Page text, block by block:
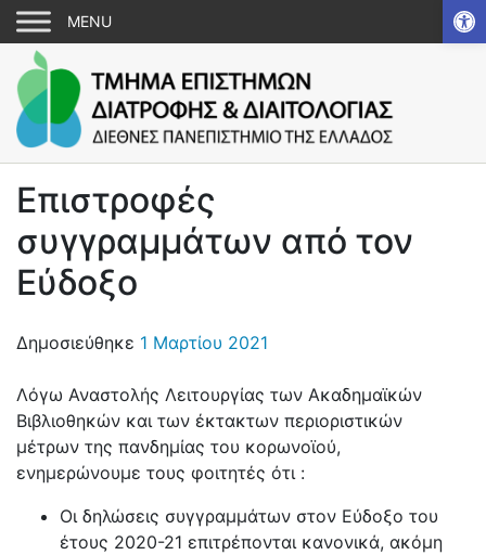
Επιστροφές
συγγραμμάτων από τον
Εύδοξο
Δημοσιεύθηκε 1 Μαρτίου 2021
Λόγω Αναστολής Λειτουργίας των Ακαδημαϊκών
Βιβλιοθηκών και των έκτακτων περιοριστικών
μέτρων της πανδημίας του κορωνοϊού,
ενημερώνουμε τους φοιτητές ότι :
Οι δηλώσεις συγγραμμάτων στον Εύδοξο του
έτους 2020-21 επιτρέπονται κανονικά, ακόμη